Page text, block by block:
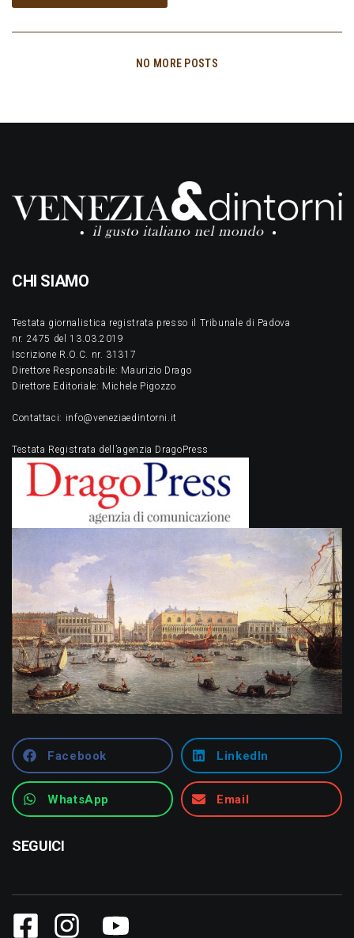
NO MORE POSTS
CHI SIAMO
Testata giornalistica registrata presso il Tribunale di Padova
nr. 2475 del 13.03.2019
Iscrizione R.O.C. nr. 31317
Direttore Responsabile: Maurizio Drago
Direttore Editoriale: Michele Pigozzo
Contattaci: info@veneziaedintorni.it
Testata Registrata dell’agenzia DragoPress
Facebook LinkedIn
WhatsApp Email
SEGUICI